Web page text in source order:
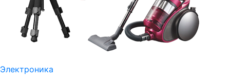
Электроника